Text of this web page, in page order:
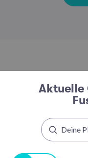
Aktuelle